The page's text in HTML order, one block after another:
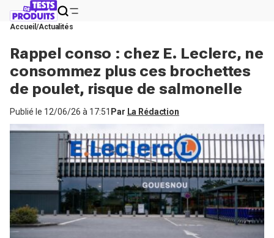
Accueil Actualités
Rappel conso : chez E. Leclerc, ne
consommez plus ces brochettes
de poulet, risque de salmonelle
Publié le 12/06/26 à 17:51 Par La Rédaction